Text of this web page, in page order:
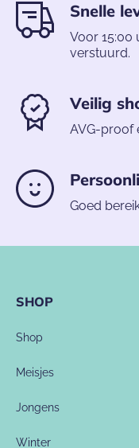
Snelle
Voor 15:00
verstuurd.
Veilig
AVG-proof
Goed
SHOP
Shop
Meisjes
Jongens
Winter